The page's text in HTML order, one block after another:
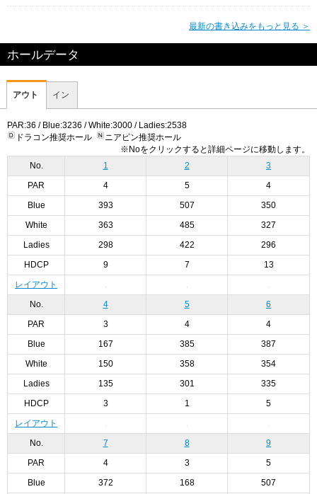
最新の書き込みをもっと見る ＞
ホールデータ
アウト イン
PAR:36 / Blue:3236 / White:3000 / Ladies:2538
ドラコン推奨ホール
ニアピン推奨ホール
※Noをクリックすると詳細ページに移動します。
No.
1 2 3
PAR 4 5 4
Blue 393 507 350
White 363 485 327
Ladies 298 422 296
HDCP 9 7 13
レイアウト
No. 4 5 6
PAR 3 4 4
Blue 167 385 387
White 150 358 354
Ladies 135 301 335
HDCP 3 1 5
レイアウト
No. 7 8 9
PAR 4 3 5
Blue 372 168 507